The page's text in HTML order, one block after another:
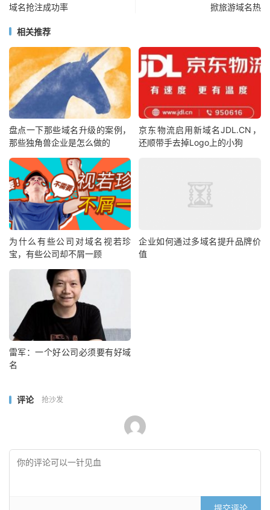
域名抢注成功率
掀旅游域名热
相关推荐
盘点一下那些域名升级的案例，
那些独角兽企业是怎么做的
京东物流启用新域名JDL.CN，
还顺带手去掉Logo上的小狗
为什么有些公司对域名视若珍
宝，有些公司却不屑一顾
企业如何通过多域名提升品牌价
值
雷军：一个好公司必须要有好域
名
评论 抢沙发
提交评论